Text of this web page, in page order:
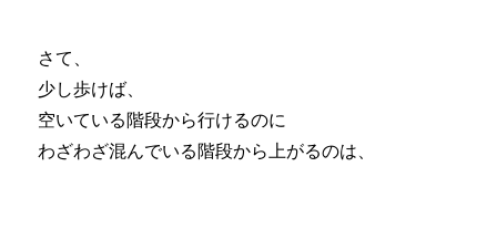
さて、
少し歩けば、
空いている階段から行けるのに
わざわざ混んでいる階段から上がるのは、